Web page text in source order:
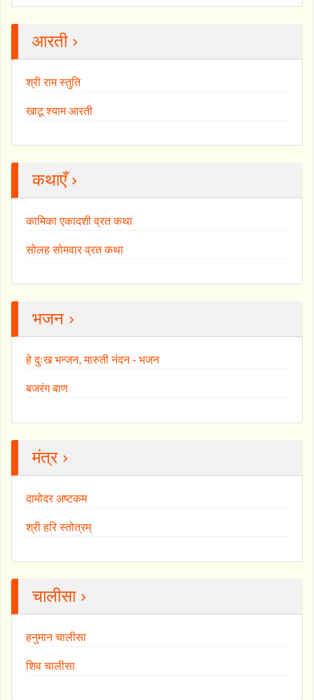
आरती ›
श्री राम स्तुति
खाटू श्याम आरती
कथाएँ ›
कामिका एकादशी व्रत कथा
सोलह सोमवार व्रत कथा
भजन ›
हे दुःख भन्जन, मारुती नंदन - भजन
बजरंग बाण
मंत्र ›
दामोदर अष्टकम
श्री हरि स्तोत्रम्
चालीसा ›
हनुमान चालीसा
शिव चालीसा